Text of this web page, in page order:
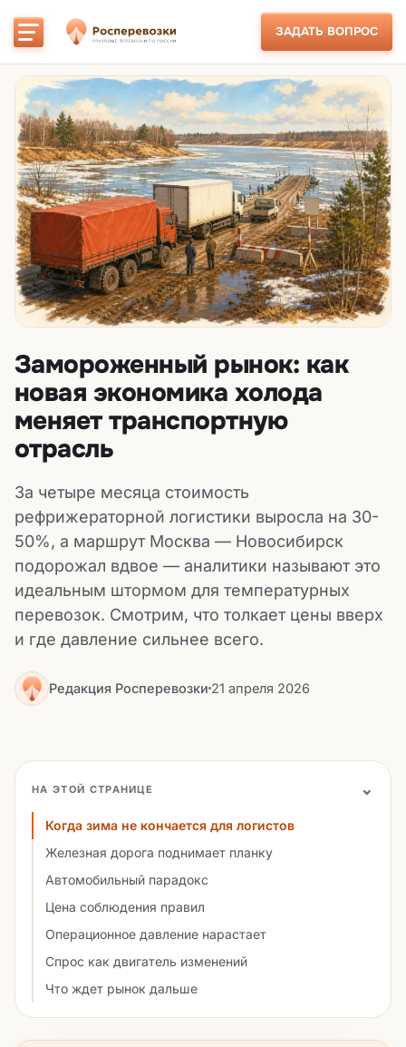
ЗАДАТЬ ВОПРОС
Замороженный рынок: как
новая экономика холода
меняет транспортную
отрасль
За четыре месяца стоимость
рефрижераторной логистики выросла на 30-
50%, а маршрут Москва — Новосибирск
подорожал вдвое — аналитики называют это
идеальным штормом для температурных
перевозок. Смотрим, что толкает цены вверх
и где давление сильнее всего.
Редакция Росперевозки 21 апреля 2026
НА ЭТОЙ СТРАНИЦЕ
Когда зима не кончается для логистов
Железная дорога поднимает планку
Автомобильный парадокс
Цена соблюдения правил
Операционное давление нарастает
Спрос как двигатель изменений
Что ждет рынок дальше